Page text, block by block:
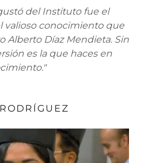
del Instituto fue el
valioso conocimiento que
Alberto Díaz Mendieta. Sin
es la que haces en